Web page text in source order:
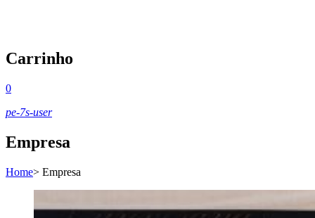
Carrinho
0
pe-7s-user
Empresa
Home> Empresa